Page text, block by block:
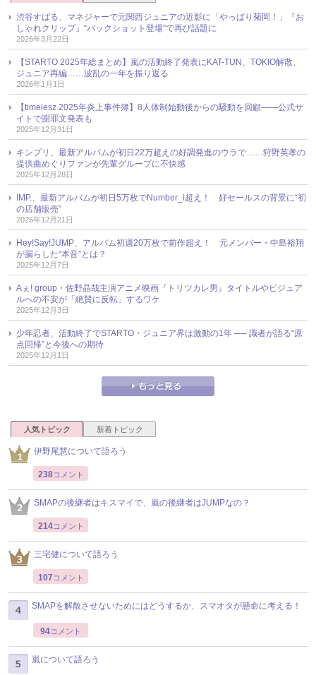
渋谷すばる、マネジャーで元関西ジュニアの近影に「やっぱり菊岡！」『お
しゃれクリップ』“バックショット登場”で再び話題に
2026年3月22日
【STARTO 2025年総まとめ】嵐の活動終了発表にKAT-TUN、TOKIO解散、
ジュニア再編……波乱の一年を振り返る
2026年1月1日
【timelesz 2025年炎上事件簿】8人体制始動後からの騒動を回顧――公式サ
イトで謝罪文発表も
2025年12月31日
キンプリ、最新アルバムが初日22万超えの好調発進のウラで……狩野英孝の
提供曲めぐりファンが先輩グループに不快感
2025年12月28日
IMP.、最新アルバムが初日5万枚でNumber_i超え！ 好セールスの背景に“初
の店舗販売”
2025年12月21日
Hey!Say!JUMP、アルバム初週20万枚で前作超え！ 元メンバー・中島裕翔
が漏らした“本音”とは？
2025年12月7日
Aぇ! group・佐野晶哉主演アニメ映画『トリツカレ男』タイトルやビジュア
ルへの不安が「絶賛に反転」するワケ
2025年12月3日
少年忍者、活動終了でSTARTO・ジュニア界は激動の1年 ── 識者が語る“原
点回帰”と今後への期待
2025年12月1日
人気トピック 新着トピック
伊野尾慧について語ろう
238コメント
SMAPの後継者はキスマイで、嵐の後継者はJUMPなの？
214コメント
三宅健について語ろう
107 コメント
SMAPを解散させないためにはどうするか、スマオタが懸命に考える！
94コメント
嵐について語ろう